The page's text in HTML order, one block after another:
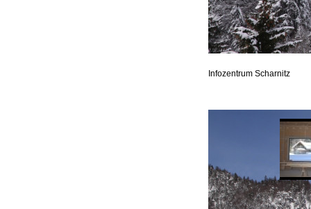
Infozentrum Scharnitz